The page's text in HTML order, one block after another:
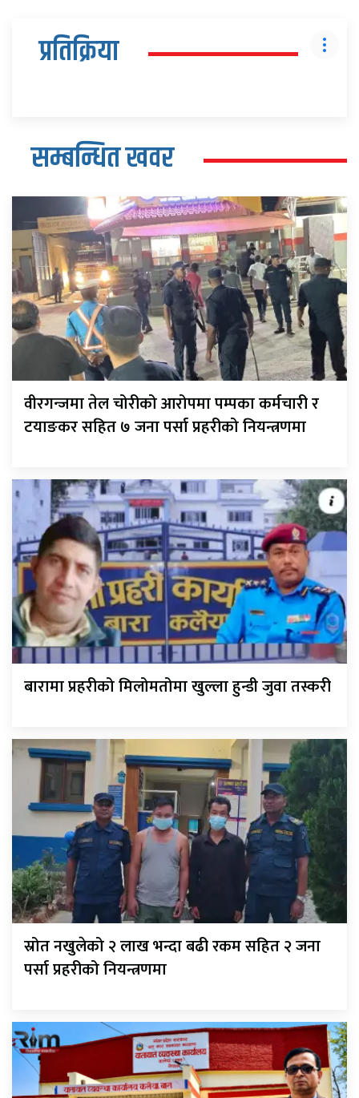
प्रतिक्रिया
सम्बन्धित खवर
वीरगन्जमा तेल चोरीको आरोपमा पम्पका कर्मचारी र
टयाङकर सहित ७ जना पर्सा प्रहरीको नियन्त्रणमा
बारामा प्रहरीको मिलोमतोमा खुल्ला हुन्डी जुवा तस्करी
स्रोत नखुलेको २ लाख भन्दा बढी रकम सहित २ जना
पर्सा प्रहरीको नियन्त्रणमा